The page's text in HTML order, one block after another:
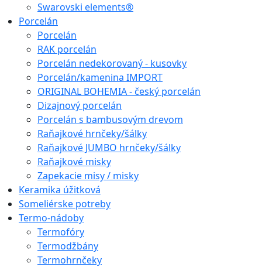
Swarovski elements®
Porcelán
Porcelán
RAK porcelán
Porcelán nedekorovaný - kusovky
Porcelán/kamenina IMPORT
ORIGINAL BOHEMIA - český porcelán
Dizajnový porcelán
Porcelán s bambusovým drevom
Raňajkové hrnčeky/šálky
Raňajkové JUMBO hrnčeky/šálky
Raňajkové misky
Zapekacie misy / misky
Keramika úžitková
Someliérske potreby
Termo-nádoby
Termofóry
Termodžbány
Termohrnčeky